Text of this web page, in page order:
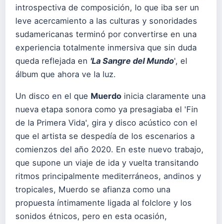
introspectiva de composición, lo que iba ser un
leve acercamiento a las culturas y sonoridades
sudamericanas terminó por convertirse en una
experiencia totalmente inmersiva que sin duda
queda reflejada en 'La Sangre del Mundo', el
álbum que ahora ve la luz.
Un disco en el que Muerdo inicia claramente una
nueva etapa sonora como ya presagiaba el 'Fin
de la Primera Vida', gira y disco acústico con el
que el artista se despedía de los escenarios a
comienzos del año 2020. En este nuevo trabajo,
que supone un viaje de ida y vuelta transitando
ritmos principalmente mediterráneos, andinos y
tropicales, Muerdo se afianza como una
propuesta íntimamente ligada al folclore y los
sonidos étnicos, pero en esta ocasión,